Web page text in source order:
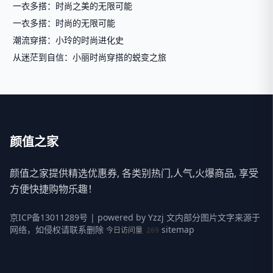
一衣多搭：时尚之美的无限可能
一衣多搭：时尚的无限可能
潮流穿搭：小玲的时尚进化史
从迷茫到自信：小丽时尚穿搭的蜕变之旅
颜值之家
颜值之家提供精选优惠券, 各类别热门,人气,火爆商品, 享受
方便快捷购物乐趣！
京ICP备13011289号 | powered by Yzzj 文内部分图片文字来源于
网络，如侵权请联系删除 今日访问量 269 sitemap